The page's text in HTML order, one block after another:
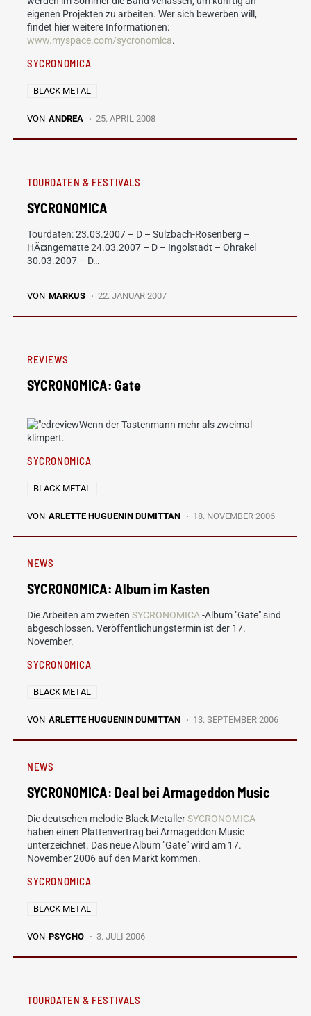
eigenen Projekten zu arbeiten. Wer sich bewerben will,
findet hier weitere Informationen:
www.myspace.com/sycronomica.
SYCRONOMICA
BLACK METAL
VON ANDREA 25. APRIL 2008
TOURDATEN & FESTIVALS
SYCRONOMICA
Tourdaten: 23.03.2007 – D – Sulzbach-Rosenberg –
HÃ¤ngematte 24.03.2007 – D – Ingolstadt – Ohrakel
30.03.2007 – D…
VON MARKUS 22. JANUAR 2007
REVIEWS
SYCRONOMICA: Gate
Wenn der Tastenmann mehr als zweimal
klimpert.
SYCRONOMICA
BLACK METAL
VON ARLETTE HUGUENIN DUMITTAN 18. NOVEMBER 2006
NEWS
SYCRONOMICA: Album im Kasten
Die Arbeiten am zweiten SYCRONOMICA-Album "Gate" sind
abgeschlossen. Veröffentlichungstermin ist der 17.
November.
SYCRONOMICA
BLACK METAL
VON ARLETTE HUGUENIN DUMITTAN 13. SEPTEMBER 2006
NEWS
SYCRONOMICA: Deal bei Armageddon Music
Die deutschen melodic Black MetallerSYCRONOMICA
haben einen Plattenvertrag bei Armageddon Music
unterzeichnet. Das neue Album "Gate" wird am 17.
November 2006 auf den Markt kommen.
SYCRONOMICA
BLACK METAL
VON PSYCHO 3. JULI 2006
TOURDATEN & FESTIVALS